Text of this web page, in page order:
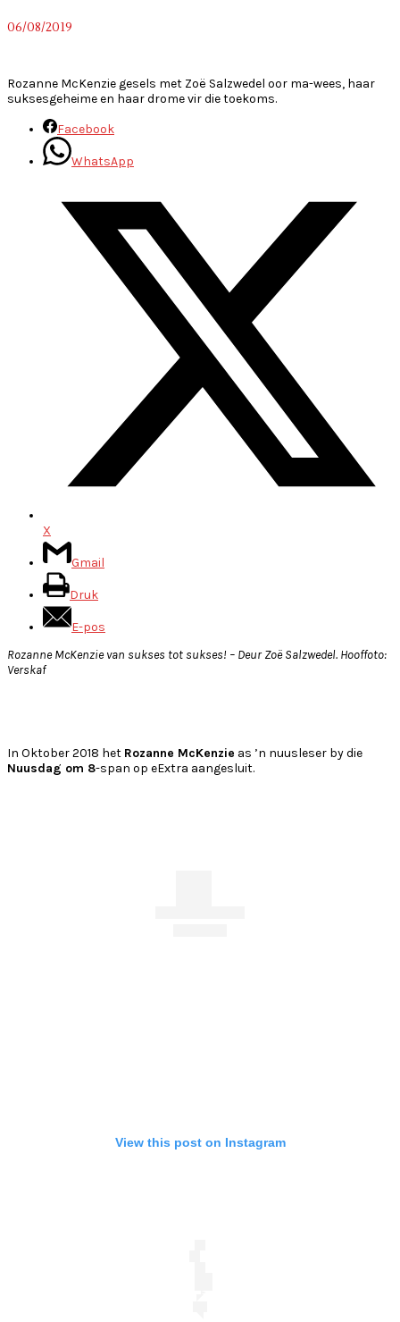
06/08/2019
Rozanne McKenzie gesels met Zoë Salzwedel oor ma-wees, haar
suksesgeheime en haar drome vir die toekoms.
Facebook
WhatsApp
X
Gmail
Druk
E-pos
Rozanne McKenzie van sukses tot sukses! – Deur Zoë Salzwedel. Hooffoto:
Verskaf
In Oktober 2018 het Rozanne McKenzie as ’n nuusleser by die
Nuusdag om 8-span op eExtra aangesluit.
View this post on Instagram